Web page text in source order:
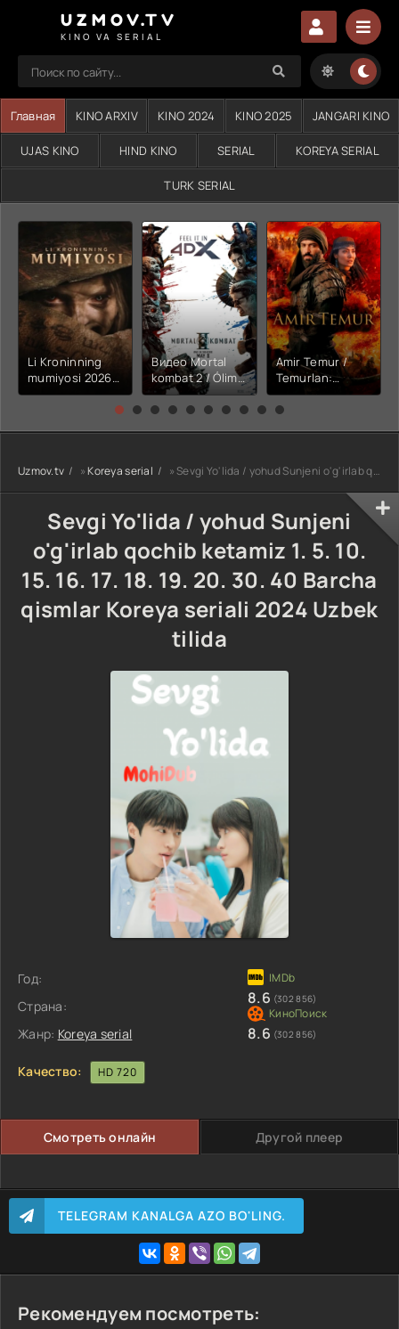
UZMOV.TV
KINO VA SERIAL
Главная KINO ARXIV KINO 2024 KINO 2025 JANGARI KINO
UJAS KINO HIND KINO SERIAL KOREYA SERIAL
TURK SERIAL
Li Kroninning
mumiyosi 2026
(uzbek tilida
kino) tarjima HD
Видео Mortal
kombat 2 / Ólim
jangi 2 (2026)
Uzbek tilida
Amir Temur /
Temurlan:
Fathchining
yuksalishi
tarjima kino Full
HD tas-ix
Uzmov.tv »Koreya serial » Sevgi Yo'lida / yohud Sunjeni o'g'irlab qochib ketamiz 1. 5. 10. 15. 16. 17. 18. 19. 20. 30. 40 Barcha qismlar Koreya seriali 2024 Uzbek tilida
Sevgi Yo'lida / yohud Sunjeni
o'g'irlab qochib ketamiz 1. 5. 10.
15. 16. 17. 18. 19. 20. 30. 40 Barcha
qismlar Koreya seriali 2024 Uzbek
tilida
Год:
Страна:
Жанр: Koreya serial
8.6 (302 856)
8.6 (302 856)
Качество: HD 720
Смотреть онлайн Другой плеер
TELEGRAM KANALGA AZO BO'LING.
Рекомендуем посмотреть: